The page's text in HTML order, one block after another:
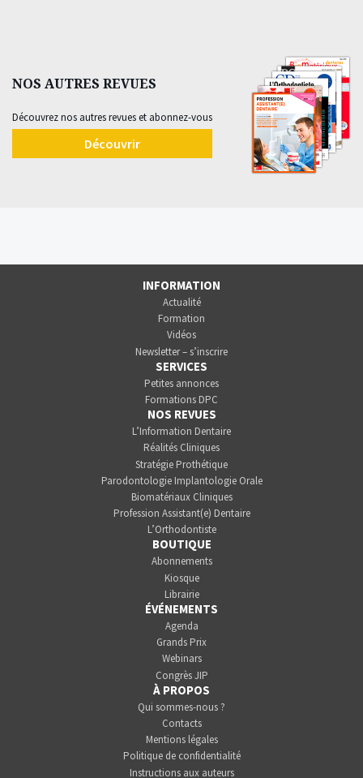
NOS AUTRES REVUES
Découvrez nos autres revues et abonnez-vous
Découvrir
INFORMATION
Actualité
Formation
Vidéos
Newsletter – s’inscrire
SERVICES
Petites annonces
Formations DPC
NOS REVUES
L’Information Dentaire
Réalités Cliniques
Stratégie Prothétique
Parodontologie Implantologie Orale
Biomatériaux Cliniques
Profession Assistant(e) Dentaire
L’Orthodontiste
BOUTIQUE
Abonnements
Kiosque
Librairie
ÉVÉNEMENTS
Agenda
Grands Prix
Webinars
Congrès JIP
À PROPOS
Qui sommes-nous ?
Contacts
Mentions légales
Politique de confidentialité
Instructions aux auteurs